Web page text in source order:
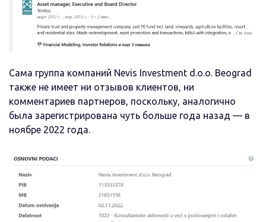
Сама группа компаний Nevis Investment d.o.o. Beograd
также не имеет ни отзывов клиентов, ни
комментариев партнеров, поскольку, аналогично
была зарегистрирована чуть больше года назад — в
ноябре 2022 года.